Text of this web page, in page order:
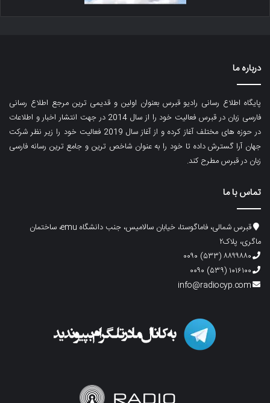
درباره ما
پایگاه اطلاع رسانی رادیو قبرس بعنوان اولین و قدیمی ترین مرجع اطلاع رسانی
فارسی زبان در قبرس فعالیت خود را از سال 2014 در جهت انتشار اخبار و اطلاعات
در حوزه های مختلف آغاز کرده و از آغاز سال 2019 فعالیت خود را زیر نظر شرکت
جهان آرا گسترش داده تا خود را به عنوان شاخص ترین و جامع ترین رسانه فارسی
زبان در قبرس مطرح کند.
تماس با ما
قبرس شمالی، فاماگوستا، خیابان سالامیس، جنب دانشگاه emu، ساختمان
ماگری، پلاک۲
۸۸۹۹۸۸۰ (۵۳۳) ۰۰۹۰
۱۰۱۶۱۰۰ (۵۳۹) ۰۰۹۰
info@radiocyp.com